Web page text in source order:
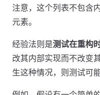
注意，这个列表不包含
元素。
经验法则是测试在重构
改其内部实现而不改变
生这种情况，则测试可